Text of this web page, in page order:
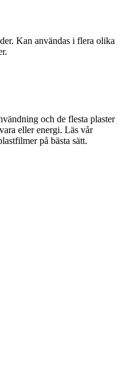
Kan användas i flera olika
och de flesta plaster
eller energi. Läs vår
på bästa sätt.